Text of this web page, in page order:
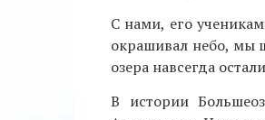
С нами, его
окрашивал небо, мы
озера навсегда
В истории